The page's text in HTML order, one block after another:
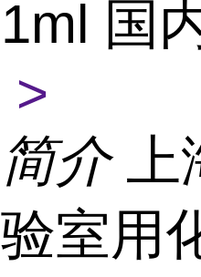
1ml 国
>
简介 上
验室用